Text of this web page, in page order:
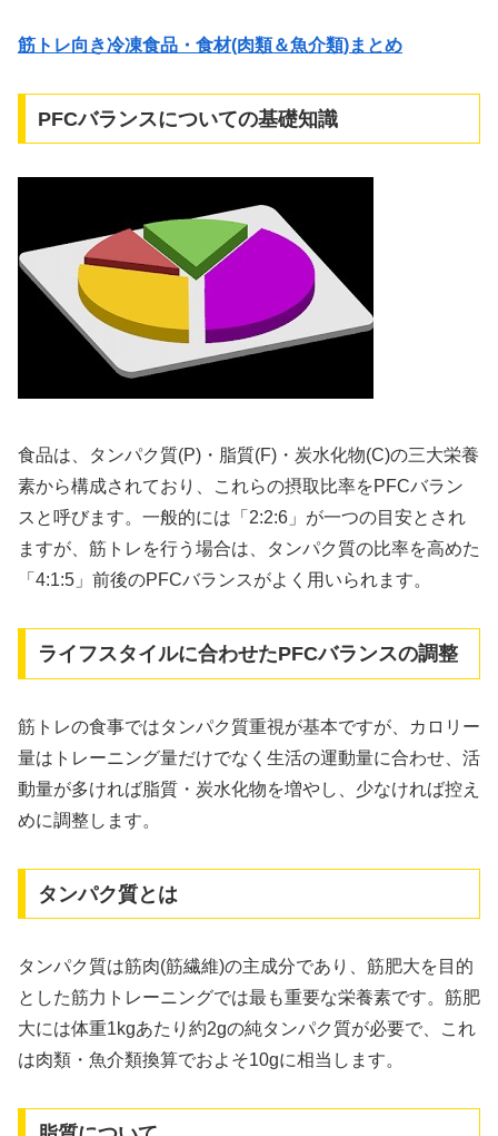
筋トレ向き冷凍食品・食材(肉類＆魚介類)まとめ
PFCバランスについての基礎知識
食品は、タンパク質(P)・脂質(F)・炭水化物(C)の三大栄養
素から構成されており、これらの摂取比率をPFCバラン
スと呼びます。一般的には「2:2:6」が一つの目安とされ
ますが、筋トレを行う場合は、タンパク質の比率を高めた
「4:1:5」前後のPFCバランスがよく用いられます。
ライフスタイルに合わせたPFCバランスの調整
筋トレの食事ではタンパク質重視が基本ですが、カロリー
量はトレーニング量だけでなく生活の運動量に合わせ、活
動量が多ければ脂質・炭水化物を増やし、少なければ控え
めに調整します。
タンパク質とは
タンパク質は筋肉(筋繊維)の主成分であり、筋肥大を目的
とした筋力トレーニングでは最も重要な栄養素です。筋肥
大には体重1kgあたり約2gの純タンパク質が必要で、これ
は肉類・魚介類換算でおよそ10gに相当します。